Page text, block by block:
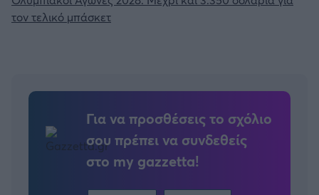
τον τελικό μπάσκετ
Για να προσθέσεις το σχόλιο
σου πρέπει να συνδεθείς
στο my gazzetta!